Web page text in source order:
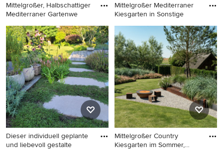
Mittelgroßer, Halbschattiger
Mediterraner Gartenwe
Mittelgroßer, Halbschattiger
Mediterraner Gartenweg im
Sommer, hinter dem Haus mit
Natursteinplatten in Marseille
Mittelgroßer Mediterraner
Kiesgarten in Sonstige
Mittelgroßer Mediterraner
Kiesgarten in Sonstige
Dieser individuell geplante
und liebevoll gestalte
Mittelgroßer Country
Kiesgarten im Sommer,